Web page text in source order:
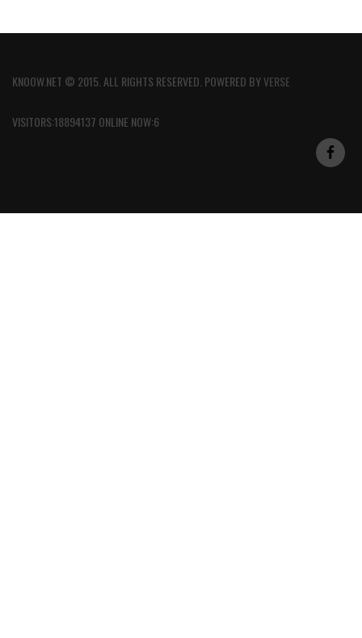
KNOOW.NET © 2015. ALL RIGHTS RESERVED. POWERED BYVERSE
VISITORS:18894137 ONLINE NOW:6